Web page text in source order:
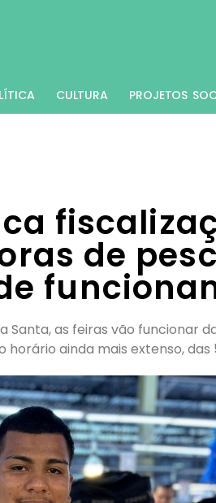
CULTURA PROJETOS
de
as feiras vão funcionar
ainda mais extenso, das